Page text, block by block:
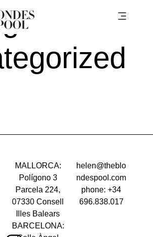
MALLORCA:
Polígono 3
Parcela 224,
07330 Consell
Illes Balears
BARCELONA:
helen@theblo
ndespool.com
phone: +34
696.838.017